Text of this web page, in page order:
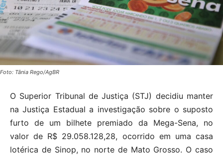
Foto: Tânia Rego/AgBR
O Superior Tribunal de Justiça (STJ) decidiu manter
na Justiça Estadual a investigação sobre o suposto
furto de um bilhete premiado da Mega-Sena, no
valor de R$ 29.058.128,28, ocorrido em uma casa
lotérica de Sinop, no norte de Mato Grosso. O caso